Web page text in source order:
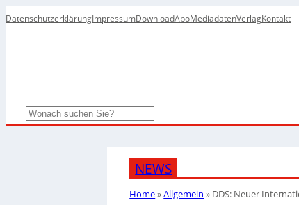
DatenschutzerklärungImpressumDownloadAboMediadatenVerlagKontakt
Search
NEWS
Home»Allgemein » DDS: Neuer